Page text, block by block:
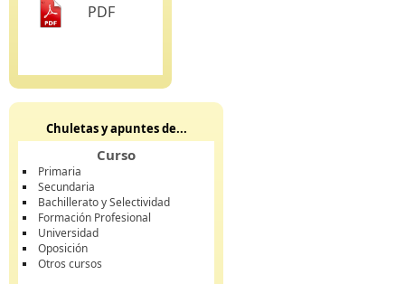
PDF
Chuletas y apuntes de...
Curso
Primaria
Secundaria
Bachillerato y Selectividad
Formación Profesional
Universidad
Oposición
Otros cursos